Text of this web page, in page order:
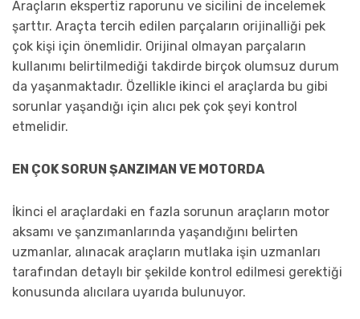
Araçların ekspertiz raporunu ve sicilini de incelemek
şarttır. Araçta tercih edilen parçaların orijinalliği pek
çok kişi için önemlidir. Orijinal olmayan parçaların
kullanımı belirtilmediği takdirde birçok olumsuz durum
da yaşanmaktadır. Özellikle ikinci el araçlarda bu gibi
sorunlar yaşandığı için alıcı pek çok şeyi kontrol
etmelidir.
EN ÇOK SORUN ŞANZIMAN VE MOTORDA
İkinci el araçlardaki en fazla sorunun araçların motor
aksamı ve şanzımanlarında yaşandığını belirten
uzmanlar, alınacak araçların mutlaka işin uzmanları
tarafından detaylı bir şekilde kontrol edilmesi gerektiği
konusunda alıcılara uyarıda bulunuyor.